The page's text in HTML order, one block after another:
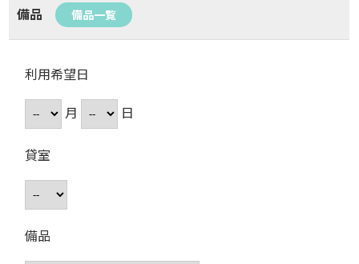
備品 備品一覧
利用希望日
月
日
貸室
備品